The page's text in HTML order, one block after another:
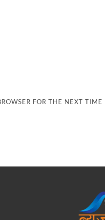
FOR THE NEXT TIME